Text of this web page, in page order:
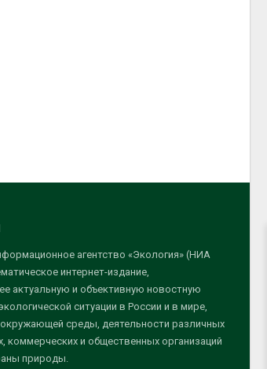
агентство «Экология» (НИА
интернет-издание,
актуальную и объективную новостную
ситуации в России и в мире,
среды, деятельности различных
коммерческих и общественных организаций
природы.